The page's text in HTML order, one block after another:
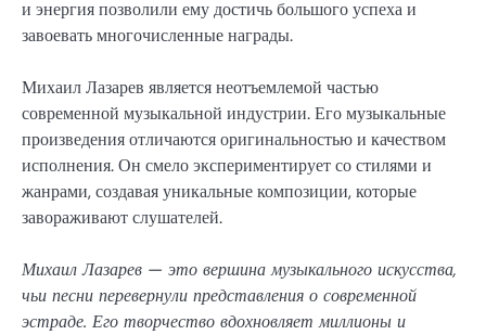
и энергия позволили ему достичь большого успеха и
завоевать многочисленные награды.
Михаил Лазарев является неотъемлемой частью
современной музыкальной индустрии. Его музыкальные
произведения отличаются оригинальностью и качеством
исполнения. Он смело экспериментирует со стилями и
жанрами, создавая уникальные композиции, которые
завораживают слушателей.
Михаил Лазарев — это вершина музыкального искусства,
чьи песни перевернули представления о современной
эстраде. Его творчество вдохновляет миллионы и